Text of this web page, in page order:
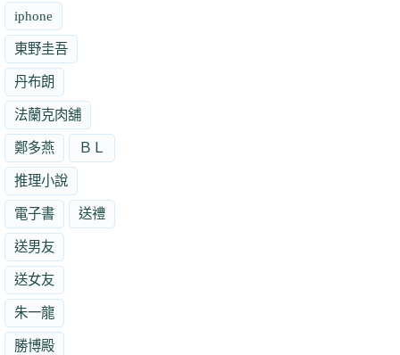
iphone
東野圭吾
丹布朗
法蘭克肉舖
鄭多燕 ＢＬ
推理小說
電子書 送禮
送男友
送女友
朱一龍
勝博殿